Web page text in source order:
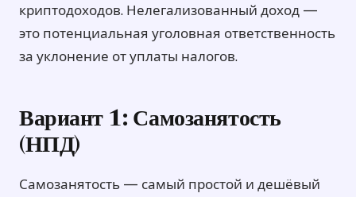
криптодоходов. Нелегализованный доход —
это потенциальная уголовная ответственность
за уклонение от уплаты налогов.
Вариант 1: Самозанятость
(НПД)
Самозанятость — самый простой и дешёвый